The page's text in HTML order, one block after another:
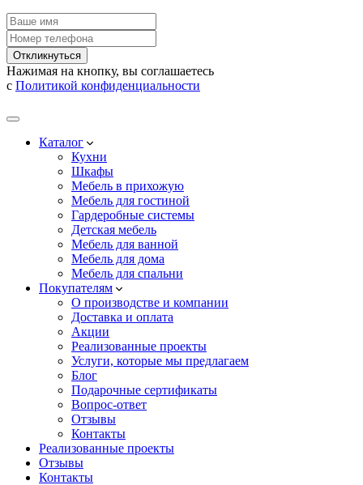
Откликнуться
Нажимая на кнопку, вы соглашаетесь
с Политикой конфиденциальности
Каталог
Кухни
Шкафы
Мебель в прихожую
Мебель для гостиной
Гардеробные системы
Детская мебель
Мебель для ванной
Мебель для дома
Мебель для спальни
Покупателям
О производстве и компании
Доставка и оплата
Акции
Реализованные проекты
Услуги, которые мы предлагаем
Блог
Подарочные сертификаты
Вопрос-ответ
Отзывы
Контакты
Реализованные проекты
Отзывы
Контакты